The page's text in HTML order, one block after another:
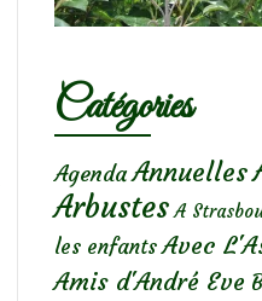
Catégories
Agenda Annuelles
Arbustes A
les enfants Avec
Amis d'André Eve